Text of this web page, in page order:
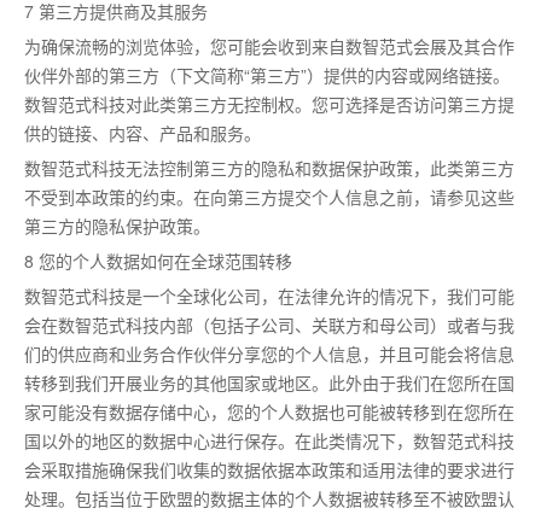
7 第三方提供商及其服务
为确保流畅的浏览体验，您可能会收到来自数智范式会展及其合作
伙伴外部的第三方（下文简称“第三方”）提供的内容或网络链接。
数智范式科技对此类第三方无控制权。您可选择是否访问第三方提
供的链接、内容、产品和服务。
数智范式科技无法控制第三方的隐私和数据保护政策，此类第三方
不受到本政策的约束。在向第三方提交个人信息之前，请参见这些
第三方的隐私保护政策。
8 您的个人数据如何在全球范围转移
数智范式科技是一个全球化公司，在法律允许的情况下，我们可能
会在数智范式科技内部（包括子公司、关联方和母公司）或者与我
们的供应商和业务合作伙伴分享您的个人信息，并且可能会将信息
转移到我们开展业务的其他国家或地区。此外由于我们在您所在国
家可能没有数据存储中心，您的个人数据也可能被转移到在您所在
国以外的地区的数据中心进行保存。在此类情况下，数智范式科技
会采取措施确保我们收集的数据依据本政策和适用法律的要求进行
处理。包括当位于欧盟的数据主体的个人数据被转移至不被欧盟认